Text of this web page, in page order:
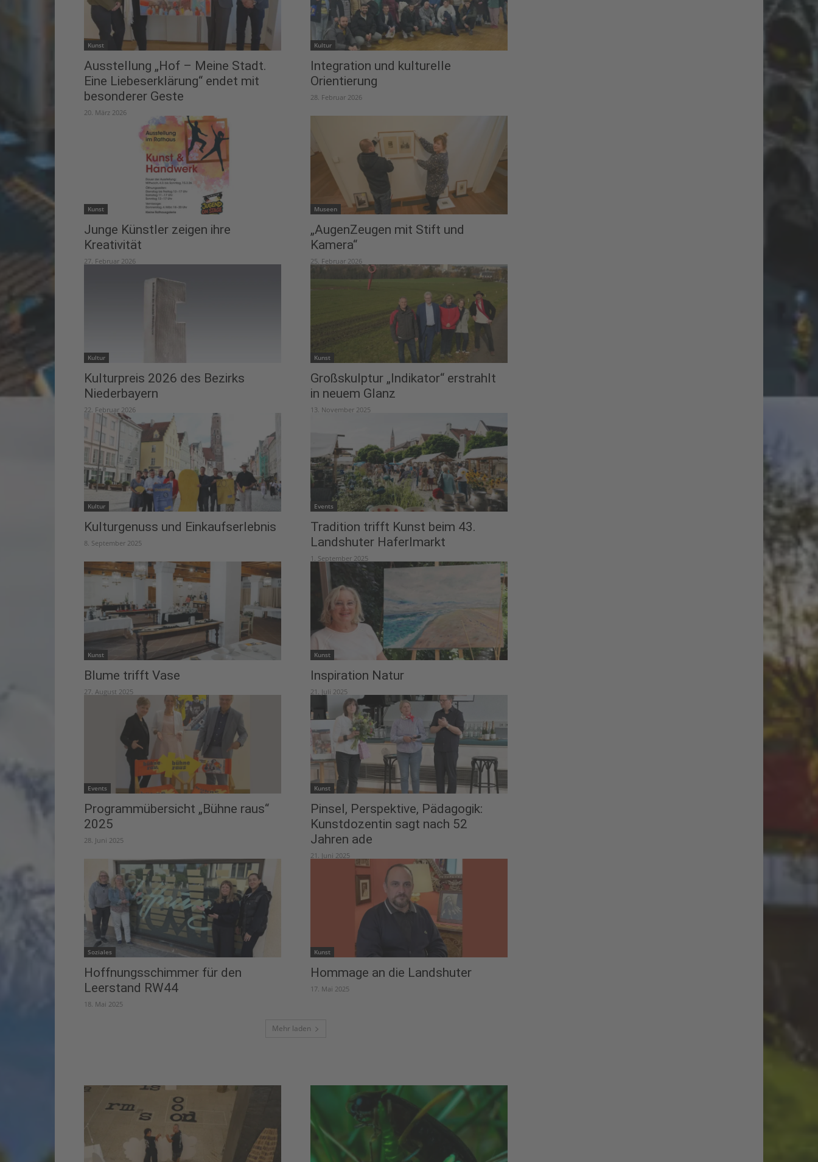
Kunst
Ausstellung „Hof – Meine Stadt.
Eine Liebeserklärung“ endet mit
besonderer Geste
20. März 2026
Kultur
Integration und kulturelle
Orientierung
28. Februar 2026
Kunst
Junge Künstler zeigen ihre
Kreativität
27. Februar 2026
Museen
„AugenZeugen mit Stift und
Kamera“
25. Februar 2026
Kultur
Kulturpreis 2026 des Bezirks
Niederbayern
22. Februar 2026
Kunst
Großskulptur „Indikator“ erstrahlt
in neuem Glanz
13. November 2025
Kultur
Kulturgenuss und Einkaufserlebnis
8. September 2025
Events
Tradition trifft Kunst beim 43.
Landshuter Haferlmarkt
1. September 2025
Kunst
Blume trifft Vase
27. August 2025
Kunst
Inspiration Natur
21. Juli 2025
Events
Programmübersicht „Bühne raus“
2025
28. Juni 2025
Kunst
Pinsel, Perspektive, Pädagogik:
Kunstdozentin sagt nach 52
Jahren ade
21. Juni 2025
Soziales
Hoffnungsschimmer für den
Leerstand RW44
18. Mai 2025
Kunst
Hommage an die Landshuter
17. Mai 2025
Mehr laden